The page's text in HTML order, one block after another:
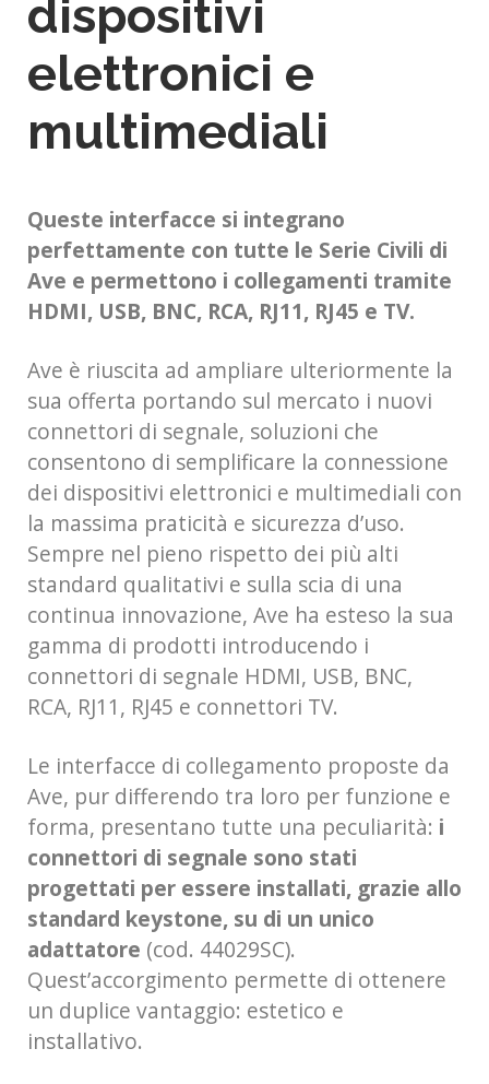
dispositivi
elettronici e
multimediali
Queste interfacce si integrano
perfettamente con tutte le Serie Civili di
Ave e permettono i collegamenti tramite
HDMI, USB, BNC, RCA, RJ11, RJ45 e TV.
Ave è riuscita ad ampliare ulteriormente la
sua offerta portando sul mercato i nuovi
connettori di segnale, soluzioni che
consentono di semplificare la connessione
dei dispositivi elettronici e multimediali con
la massima praticità e sicurezza d’uso.
Sempre nel pieno rispetto dei più alti
standard qualitativi e sulla scia di una
continua innovazione, Ave ha esteso la sua
gamma di prodotti introducendo i
connettori di segnale HDMI, USB, BNC,
RCA, RJ11, RJ45 e connettori TV.
Le interfacce di collegamento proposte da
Ave, pur differendo tra loro per funzione e
forma, presentano tutte una peculiarità: i
connettori di segnale sono stati
progettati per essere installati, grazie allo
standard keystone, su di un unico
adattatore (cod. 44029SC).
Quest’accorgimento permette di ottenere
un duplice vantaggio: estetico e
installativo.